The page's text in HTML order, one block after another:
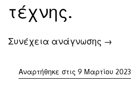
τέχνης.
Συνέχεια ανάγνωσης →
Αναρτήθηκε στις 9 Μαρτίου 2023